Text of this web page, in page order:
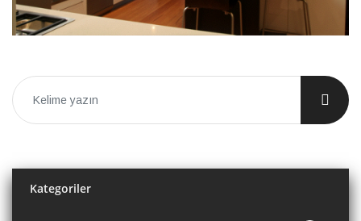
Kategoriler